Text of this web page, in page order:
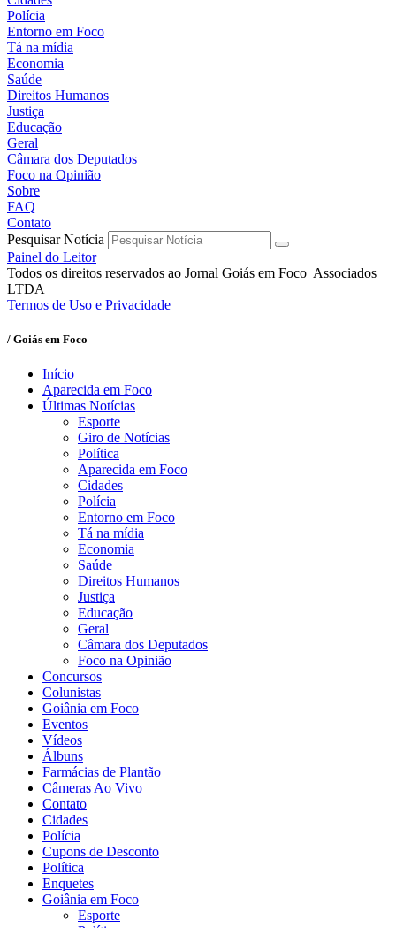
Polícia
Entorno em Foco
Tá na mídia
Economia
Saúde
Direitos Humanos
Justiça
Educação
Geral
Câmara dos Deputados
Foco na Opinião
Sobre
FAQ
Contato
Pesquisar Notícia
Painel do Leitor
Todos os direitos reservados ao Jornal Goiás em Foco Associados
LTDA
Termos de Uso e Privacidade
/ Goiás em Foco
Início
Aparecida em Foco
Últimas Notícias
Esporte
Giro de Notícias
Política
Aparecida em Foco
Cidades
Polícia
Entorno em Foco
Tá na mídia
Economia
Saúde
Direitos Humanos
Justiça
Educação
Geral
Câmara dos Deputados
Foco na Opinião
Concursos
Colunistas
Goiânia em Foco
Eventos
Vídeos
Álbuns
Farmácias de Plantão
Câmeras Ao Vivo
Contato
Cidades
Polícia
Cupons de Desconto
Política
Enquetes
Goiânia em Foco
Esporte